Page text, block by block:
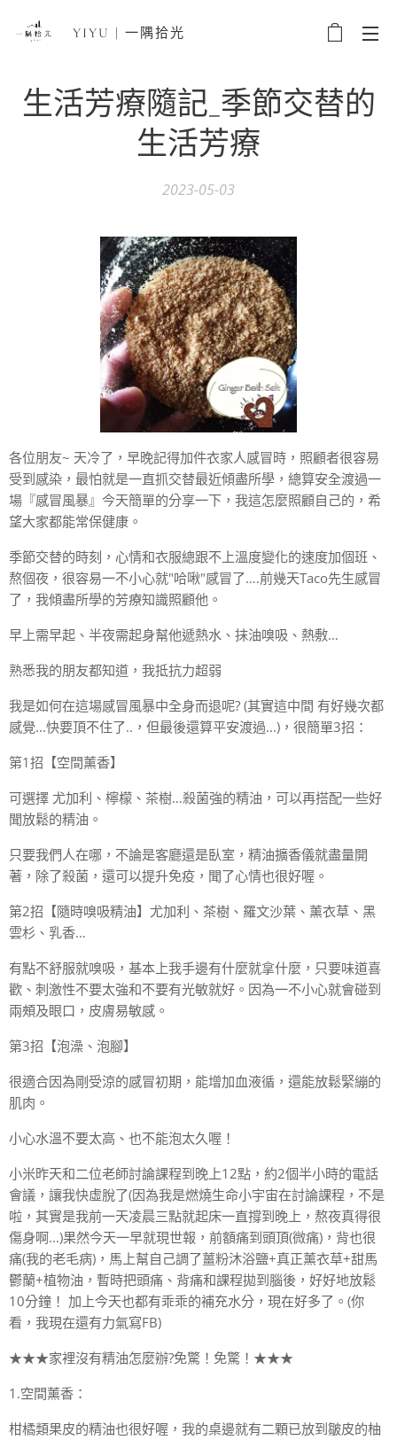
YIYU | 一隅拾光
生活芳療隨記_季節交替的
生活芳療
2023-05-03
各位朋友~ 天冷了，早晚記得加件衣家人感冒時，照顧者很容易
受到感染，最怕就是一直抓交替最近傾盡所學，總算安全渡過一
場『感冒風暴』今天簡單的分享一下，我這怎麼照顧自己的，希
望大家都能常保健康。
季節交替的時刻，心情和衣服總跟不上溫度變化的速度加個班、
熬個夜，很容易一不小心就"哈啾"感冒了….前幾天Taco先生感冒
了，我傾盡所學的芳療知識照顧他。
早上需早起、半夜需起身幫他遞熱水、抹油嗅吸、熱敷…
熟悉我的朋友都知道，我抵抗力超弱
我是如何在這場感冒風暴中全身而退呢? (其實這中間 有好幾次都
感覺...快要頂不住了..，但最後還算平安渡過...)，很簡單3招：
第1招【空間薰香】
可選擇 尤加利、檸檬、茶樹…殺菌強的精油，可以再搭配一些好
聞放鬆的精油。
只要我們人在哪，不論是客廳還是臥室，精油擴香儀就盡量開
著，除了殺菌，還可以提升免疫，聞了心情也很好喔。
第2招【隨時嗅吸精油】尤加利、茶樹、羅文沙葉、薰衣草、黑
雲杉、乳香…
有點不舒服就嗅吸，基本上我手邊有什麼就拿什麼，只要味道喜
歡、刺激性不要太強和不要有光敏就好。因為一不小心就會碰到
兩頰及眼口，皮膚易敏感。
第3招【泡澡、泡腳】
很適合因為剛受涼的感冒初期，能增加血液循，還能放鬆緊繃的
肌肉。
小心水溫不要太高、也不能泡太久喔！
小米昨天和二位老師討論課程到晚上12點，約2個半小時的電話
會議，讓我快虛脫了(因為我是燃燒生命小宇宙在討論課程，不是
啦，其實是我前一天凌晨三點就起床一直撐到晚上，熬夜真得很
傷身啊...)果然今天一早就現世報，前額痛到頭頂(微痛)，背也很
痛(我的老毛病)，馬上幫自己調了薑粉沐浴鹽+真正薰衣草+甜馬
鬱蘭+植物油，暫時把頭痛、背痛和課程拋到腦後，好好地放鬆
10分鐘！ 加上今天也都有乖乖的補充水分，現在好多了。(你
看，我現在還有力氣寫FB)
★★★家裡沒有精油怎麼辦?免驚！免驚！★★★
1.空間薰香：
柑橘類果皮的精油也很好喔，我的桌邊就有二顆已放到皺皮的柚